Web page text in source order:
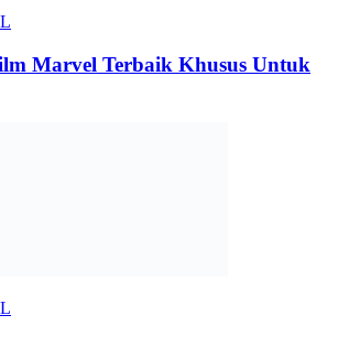
Marvel Terbaik Khusus Untuk